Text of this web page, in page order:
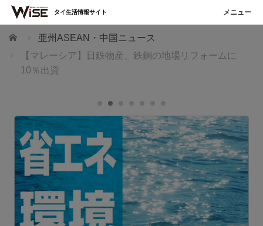
ホーム
亜州ASEAN・中国ニュース
【マレーシア】日鉄物産、鉄鋼の地場リフォームに
10％出資
タイ生活情報サイト